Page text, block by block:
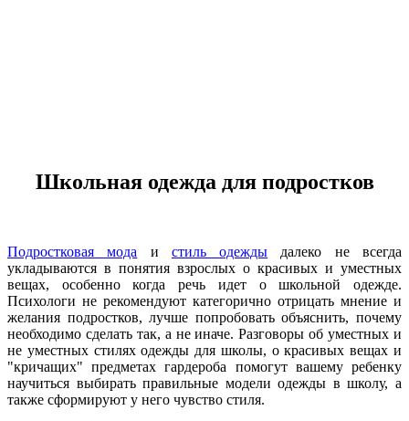
Школьная одежда для подростков
Подростковая мода и стиль одежды далеко не всегда
укладываются в понятия взрослых о красивых и уместных
вещах, особенно когда речь идет о школьной одежде.
Психологи не рекомендуют категорично отрицать мнение и
желания подростков, лучше попробовать объяснить, почему
необходимо сделать так, а не иначе. Разговоры об уместных и
не уместных стилях одежды для школы, о красивых вещах и
"кричащих" предметах гардероба помогут вашему ребенку
научиться выбирать правильные модели одежды в школу, а
также сформируют у него чувство стиля.